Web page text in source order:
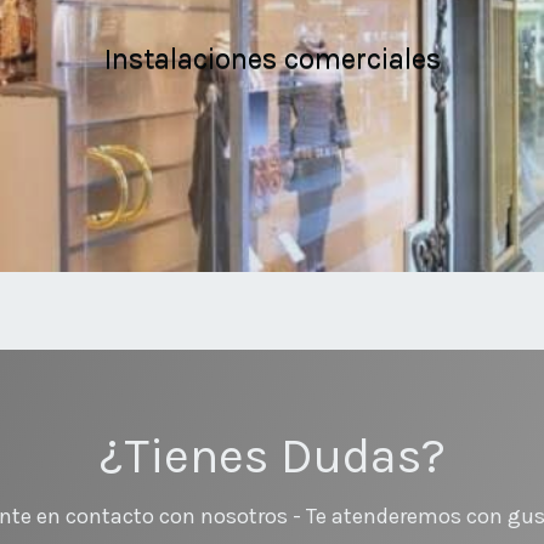
Instalaciones comerciales
¿Tienes Dudas?
en contacto con nosotros - Te atenderemos con